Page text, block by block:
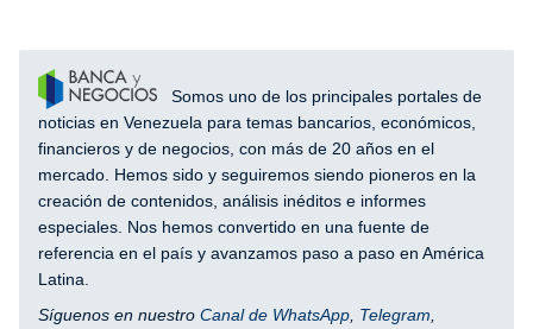
Somos uno de los principales portales de
noticias en Venezuela para temas bancarios, económicos,
financieros y de negocios, con más de 20 años en el
mercado. Hemos sido y seguiremos siendo pioneros en la
creación de contenidos, análisis inéditos e informes
especiales. Nos hemos convertido en una fuente de
referencia en el país y avanzamos paso a paso en América
Latina.
Síguenos en nuestro Canal de WhatsApp Telegram